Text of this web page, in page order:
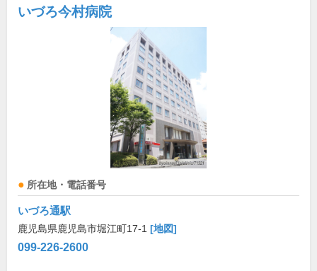
いづろ今村病院
所在地・電話番号
いづろ通駅
鹿児島県鹿児島市堀江町17-1 [地図]
099-226-2600